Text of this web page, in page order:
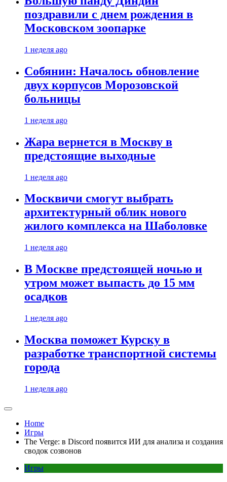
поздравили с днем рождения в
Московском зоопарке
1 неделя ago
Собянин: Началось обновление
двух корпусов Морозовской
больницы
1 неделя ago
Жара вернется в Москву в
предстоящие выходные
1 неделя ago
Москвичи смогут выбрать
архитектурный облик нового
жилого комплекса на Шаболовке
1 неделя ago
В Москве предстоящей ночью и
утром может выпасть до 15 мм
осадков
1 неделя ago
Москва поможет Курску в
разработке транспортной системы
города
1 неделя ago
Home
Игры
The Verge: в Discord появится ИИ для анализа и создания
сводок созвонов
Игры